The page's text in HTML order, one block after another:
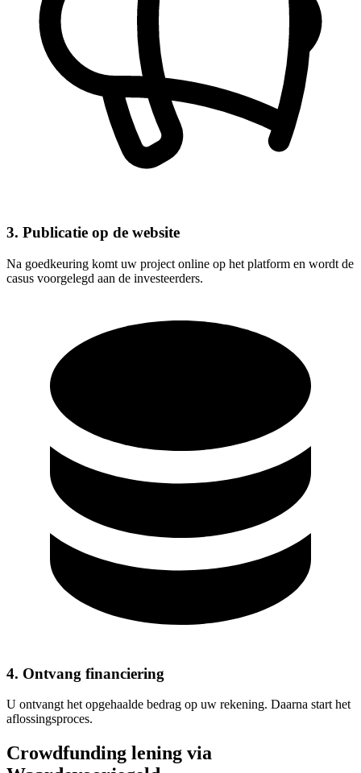
3. Publicatie op de website
Na goedkeuring komt uw project online op het platform en wordt de
casus voorgelegd aan de investeerders.
4. Ontvang financiering
U ontvangt het opgehaalde bedrag op uw rekening. Daarna start het
aflossingsproces.
Crowdfunding lening via